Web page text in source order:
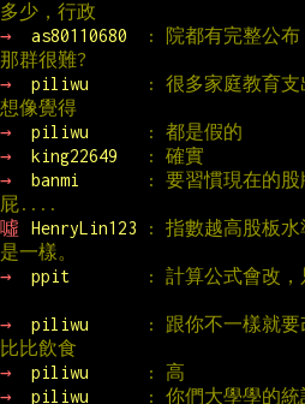
多少，行政
→
as80110680
: 院都有完整公布
那群很難?
→
piliwu
: 很多家庭教育支
想像覺得
→
piliwu
: 都是假的
→
king22649
: 確實
→
banmi
: 要習慣現在的
屁....
噓
HenryLin123
: 指數越高股板水
是一樣。
→
ppit : 計算公式會改，
→ piliwu
: 跟你不一樣就要
比比飲食
→
piliwu
: 高
→
piliwu : 你們大學學的統